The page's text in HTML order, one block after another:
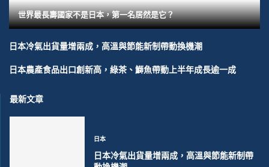
世界最長壽國家不是日本，第一名居然是它？
日本冷氣出貨量增兩成，高溫與節能新制帶動換機潮
日本農產食品出口創新高，綠茶、鰤魚帶動上半年成長逾一成
最新文章
日本
日本冷氣出貨量增兩成，高溫與節能新制帶